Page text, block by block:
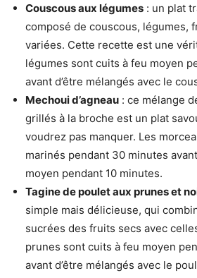
Couscous aux légumes : un plat
composé de couscous, légumes,
variées. Cette recette est une
légumes sont cuits à feu moyen
avant d’être mélangés avec le
Mechoui d’agneau : ce mélange
grillés à la broche est un plat
voudrez pas manquer. Les
marinés pendant 30 minutes
moyen pendant 10 minutes.
Tagine de poulet aux prunes et
simple mais délicieuse, qui
sucrées des fruits secs avec
prunes sont cuits à feu moyen
avant d’être mélangés avec le